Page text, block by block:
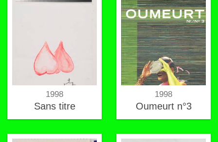
1998
Sans titre
1998
Oumeurt n°3
Testoo muster